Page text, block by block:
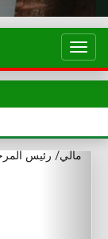
تبديل